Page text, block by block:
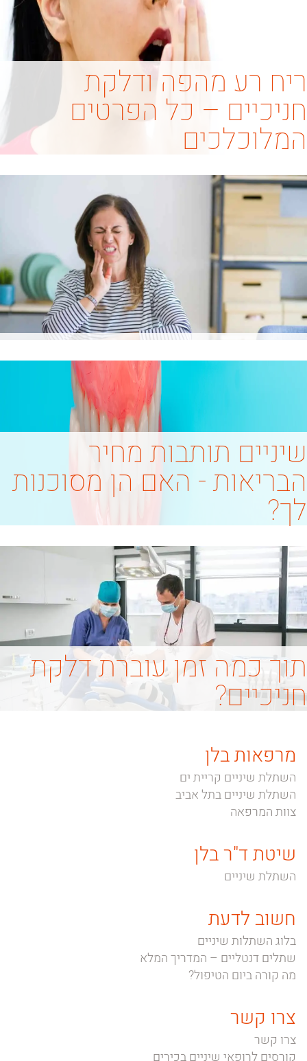
ריח רע מהפה ודלקת
חניכיים – כל הפרטים
המלוכלכים
שיניים תותבות מחיר
הבריאות - האם הן מסוכנות
לך?
תוך כמה זמן עוברת דלקת
חניכיים?
מרפאות בלן
השתלת שיניים קריית ים
השתלת שיניים בתל אביב
צוות המרפאה
שיטת ד"ר בלן
השתלת שיניים
חשוב לדעת
בלוג השתלות שיניים
שתלים דנטליים – המדריך המלא
מה קורה ביום הטיפול?
צרו קשר
צרו קשר
קורסים לרופאי שיניים בכירים